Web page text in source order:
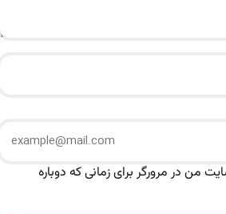
من در مرورگر برای زمانی که دوباره